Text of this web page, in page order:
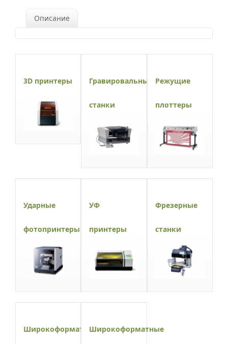
Описание
3D принтеры Гравировальные
станки
Режущие
плоттеры
Ударные
фотопринтеры
УФ
принтеры
Фрезерные
станки
ШирокоформатныеШирокоформатные